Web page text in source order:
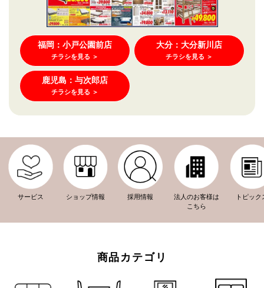
福岡：小戸公園前店
チラシを見る ＞
大分：大分新川店
チラシを見る ＞
鹿児島：与次郎店
チラシを見る ＞
サービス ショップ情報 採用情報
法人のお客様は
こちら
トピック
商品カテゴリ